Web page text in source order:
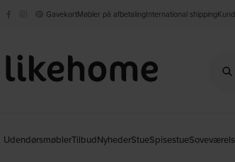
GavekortMøbler på afbetalingInternational shipping
UdendørsmøblerTilbudNyhederStueSpisestue